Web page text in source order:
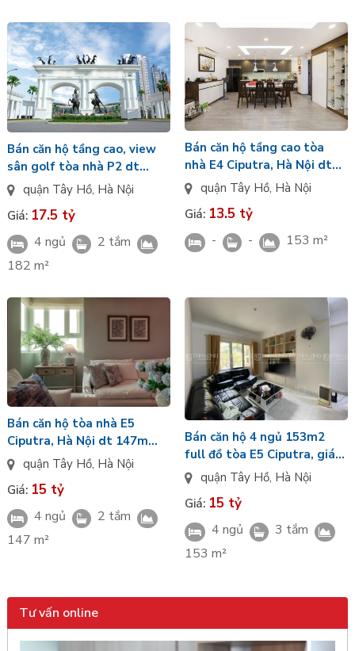
Bán căn hộ tầng cao, view
sân golf tòa nhà P2 dt
182m giá 17.5 tỷ
quận Tây Hồ, Hà Nội
Giá: 17.5 tỷ
4 ngủ
2 tắm
182 m²
Bán căn hộ tầng cao tòa
nhà E4 Ciputra, Hà Nội dt
153m 04pn giá 13.5 tỷ
quận Tây Hồ, Hà Nội
Giá: 13.5 tỷ
- - 153 m²
Bán căn hộ tòa nhà E5
Ciputra, Hà Nội dt 147m
04pn giá 15 tỷ
quận Tây Hồ, Hà Nội
Giá: 15 tỷ
4 ngủ
2 tắm
147 m²
Bán căn hộ 4 ngủ 153m2
full đồ tòa E5 Ciputra, giá
tốtquận Tây Hồ, Hà Nội
Giá: 15 tỷ
4 ngủ
3 tắm
153 m²
Tư vấn online